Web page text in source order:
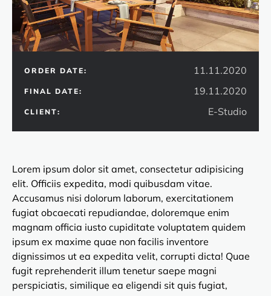
ORDER DATE: 11.11.2020
FINAL DATE: 19.11.2020
CLIENT: E-Studio
Lorem ipsum dolor sit amet, consectetur adipisicing
elit. Officiis expedita, modi quibusdam vitae.
Accusamus nisi dolorum laborum, exercitationem
fugiat obcaecati repudiandae, doloremque enim
magnam officia iusto cupiditate voluptatem quidem
ipsum ex maxime quae non facilis inventore
dignissimos ut ea expedita velit, corrupti dicta! Quae
fugit reprehenderit illum tenetur saepe magni
perspiciatis, similique ea eligendi sit quis fugiat,